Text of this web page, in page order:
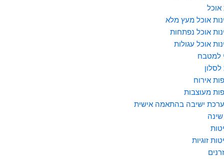
אוכל
אוכל מעץ מלא
אוכל נפתחות
אוכל עגולות
למטבח
אירוח
מעוצבות
ישיבה בהתאמה אישית
זוגיות